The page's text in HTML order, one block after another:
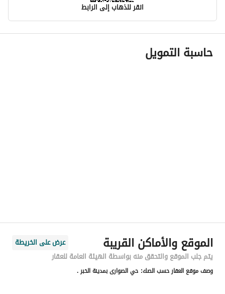
انقر للذهاب إلى الرابط
معلومات مسؤول الإعلان
اسم المسؤول
رقم المبنى
7310
الرقم الاضافي
2760
حاسبة التمويل
الموقع والأماكن القريبة
عرض على الخريطة
يتم جلب الموقع والتحقق منه بواسطة الهيئة العامة للعقار
وصف موقع العقار حسب الصك: حي الصوارى بمدينة الخبر .